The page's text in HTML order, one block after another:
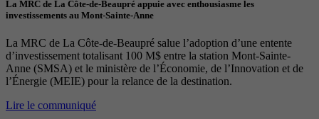
La MRC de La Côte-de-Beaupré appuie avec enthousiasme les
investissements au Mont-Sainte-Anne
La MRC de La Côte-de-Beaupré salue l’adoption d’une entente
d’investissement totalisant 100 M$ entre la station Mont-Sainte-
Anne (SMSA) et le ministère de l’Économie, de l’Innovation et de
l’Énergie (MEIE) pour la relance de la destination.
Lire le communiqué